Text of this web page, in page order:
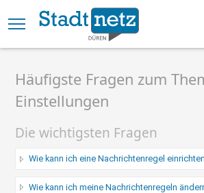
Häufigste Fragen zum
Einstellungen
Die wichtigsten Fragen
Wie kann ich eine Nachrichtenregel
Wie kann ich meine Nachrichtenregeln